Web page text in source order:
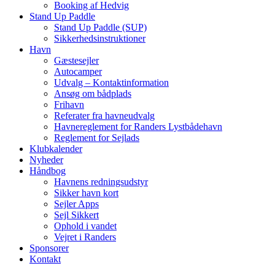
Booking af Hedvig
Stand Up Paddle
Stand Up Paddle (SUP)
Sikkerhedsinstruktioner
Havn
Gæstesejler
Autocamper
Udvalg – Kontaktinformation
Ansøg om bådplads
Frihavn
Referater fra havneudvalg
Havnereglement for Randers Lystbådehavn
Reglement for Sejlads
Klubkalender
Nyheder
Håndbog
Havnens redningsudstyr
Sikker havn kort
Sejler Apps
Sejl Sikkert
Ophold i vandet
Vejret i Randers
Sponsorer
Kontakt